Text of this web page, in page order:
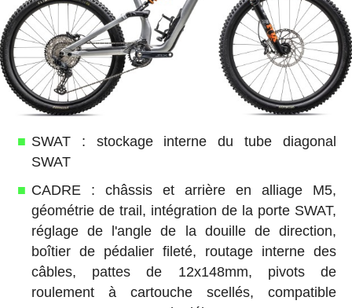
SWAT : stockage interne du tube diagonal
SWAT
CADRE : châssis et arrière en alliage M5,
géométrie de trail, intégration de la porte SWAT,
réglage de l'angle de la douille de direction,
boîtier de pédalier fileté, routage interne des
câbles, pattes de 12x148mm, pivots de
roulement à cartouche scellés, compatible